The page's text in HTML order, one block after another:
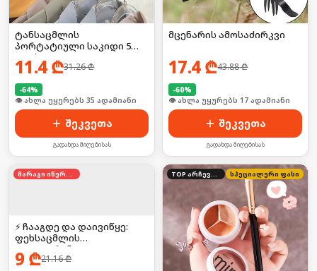
ტანსაცმლის
პორტატიული საკიდი 5
კაუჭით
11.4₾31.26₾
-64%
🛒 ბოლო 24სთ-ში იყიდა 52-მა
შეკვეთა
გადახდა მიღებისას
მცენარის ამოსაძირკვი
17.4₾43.88₾
-60%
🛒 ბოლო 24სთ-ში იყიდა 22-მა
შეკვეთა
გადახდა მიღებისას
⚡ ჩააგდე და დაივიწყე:
ფეხსაცმლის
დეოდორანტი
9 ₾21.16₾
სპეციალური ფასი